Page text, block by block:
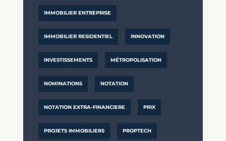
IMMOBILIER ENTREPRISE
IMMOBILIER RESIDENTIEL INNOVATION
INVESTISSEMENTS MÉTROPOLISATION
NOMINATIONS NOTATION
NOTATION EXTRA-FINANCIERE PRIX
PROJETS IMMOBILIERS PROPTECH